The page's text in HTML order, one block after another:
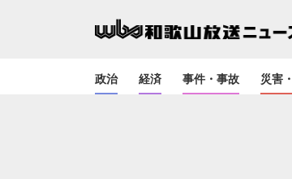
政治 経済 事件・事故 災害